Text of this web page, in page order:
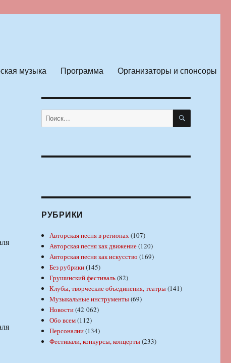
музыка Программа Организаторы и спонсоры
Искать: ПОИСК
РУБРИКИ
Авторская песня в регионах(107)
Авторская песня как движение(120)
Авторская песня как искусство (169)
Без рубрики(145)
Грушинский фестиваль(82)
Клубы, творческие объединения, театры(141)
Музыкальные инструменты(69)
Новости(42 062)
Обо всем(112)
Персоналии(134)
Фестивали, конкурсы, концерты(233)